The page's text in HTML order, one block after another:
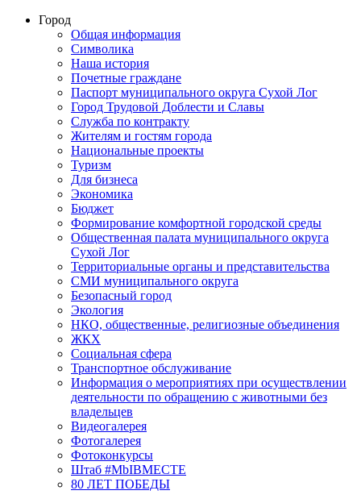
Город
Общая информация
Символика
Наша история
Почетные граждане
Паспорт муниципального округа Сухой Лог
Город Трудовой Доблести и Славы
Служба по контракту
Жителям и гостям города
Национальные проекты
Туризм
Для бизнеса
Экономика
Бюджет
Формирование комфортной городской среды
Общественная палата муниципального округа
Сухой Лог
Территориальные органы и представительства
СМИ муниципального округа
Безопасный город
Экология
НКО, общественные, религиозные объединения
ЖКХ
Социальная сфера
Транспортное обслуживание
Информация о мероприятиях при осуществлении
деятельности по обращению с животными без
владельцев
Видеогалерея
Фотогалерея
Фотоконкурсы
Штаб #MbIBMECTE
80 ЛЕТ ПОБЕДЫ